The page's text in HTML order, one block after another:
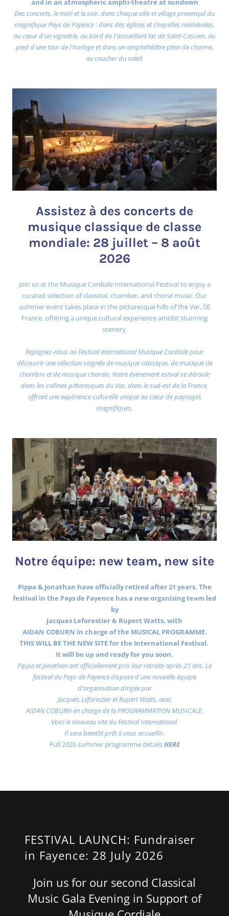
and in an atmospheric amphi-theatre at sundown
Des concerts, le midi et le soir, dans chaque ville et village provençal du
magnifique Pays de Fayence : dans des églises et chapelles médiévales,
au cœur d'un vignoble, au bord de l'accueillant lac de Saint-Cassien, au
pied d'une tour de l'horloge et dans un amphithéâtre plein de charme,
au coucher du soleil.
Assistez à des concerts de
musique classique de classe
mondiale: 28 juillet – 8 août
2026
Join us at the Musique Cordiale International Festival to enjoy a
curated selection of classical, chamber, and choral music. Our
summer event takes place in the picturesque hills of the Var, SE
France, offering a unique cultural experience amidst stunning
scenery.
Rejoignez-nous au Festival international Musique Cordiale pour
découvrir une sélection soignée de musique classique, de musique de
chambre et de musique chorale. Notre événement estival se déroule
dans les collines pittoresques du Var, dans le sud-est de la France,
offrant une expérience culturelle unique au cœur de paysages
magnifiques.
Notre équipe: new team, new site
Pippa & Jonathan have officially retired after 21 years. The
festival in the Pays de Fayence has a new organising team led
by
Jacques Leforestier & Rupert Watts, with
AIDAN COBURN in charge of the MUSICAL PROGRAMME.
THIS WILL BE THE NEW SITE for the International Festival.
It will be up and ready for you soon.
Pippa et Jonathan ont officiellement pris leur retraite après 21 ans. Le
festival du Pays de Fayence dispose d'une nouvelle équipe
d'organisation dirigée par
Jacques Leforestier et Rupert Watts, avec
AIDAN COBURN en charge de la PROGRAMMATION MUSICALE.
Voici le nouveau site du Festival International.
Il sera bientôt prêt à vous accueillir.
Full 2026 summer programme detailsHERE
FESTIVAL LAUNCH: Fundraiser
in Fayence: 28 July 2026
Join us for our second Classical
Music Gala Evening in Support of